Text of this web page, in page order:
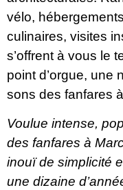
vélo,
culinaires, visites
s’offrent à vous le
point d’orgue, une
sons des fanfares
Voulue intense,
des fanfares à
inouï de simplicité
une dizaine